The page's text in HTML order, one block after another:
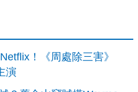
！《周處除三害》
演